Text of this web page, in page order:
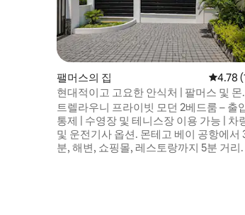
팰머스의 집 평점
4.78
현대적이고 고요한 안식처 | 팔머스 및 몬
고베이 인근
트렐라우니 프라이빗 모던 2베드룸 – 출
통제 | 수영장 및 테니스장 이용 가능 | 차
및 운전기사 옵션. 몬테고 베이 공항에서
분, 해변, 쇼핑몰, 레스토랑까지 5분 거리. 24